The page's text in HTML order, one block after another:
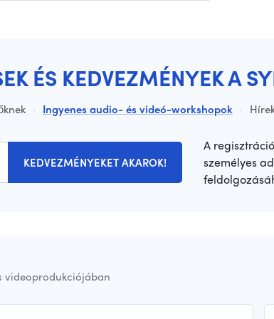
ÉS KEDVEZMÉNYEK A
· Ingyenes audio- és videó-workshopok ·
KEDVEZMÉNYEKET AKAROK!
A
személyes
videoprodukciójában